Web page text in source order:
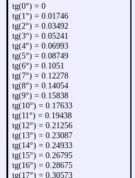
tg(0°) = 0
tg(1°) = 0.01746
tg(2°) = 0.03492
tg(3°) = 0.05241
tg(4°) = 0.06993
tg(5°) = 0.08749
tg(6°) = 0.1051
tg(7°) = 0.12278
tg(8°) = 0.14054
tg(9°) = 0.15838
tg(10°) = 0.17633
tg(11°) = 0.19438
tg(12°) = 0.21256
tg(13°) = 0.23087
tg(14°) = 0.24933
tg(15°) = 0.26795
tg(16°) = 0.28675
tg(17°) = 0.30573